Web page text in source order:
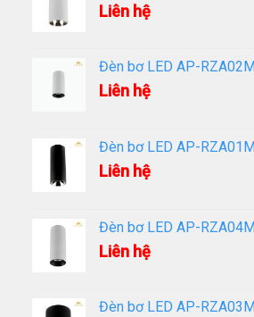
Liên hệ
Đèn bơ LED AP-
Liên hệ
Đèn bơ LED AP-
Liên hệ
Đèn bơ LED AP-
Liên hệ
Đèn bơ LED AP-